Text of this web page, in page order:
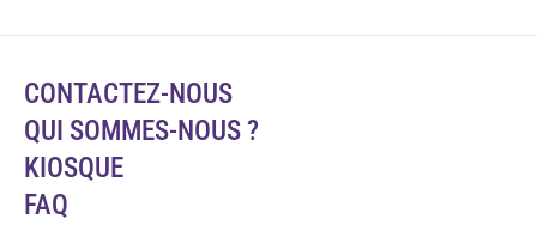
CONTACTEZ-NOUS
QUI SOMMES-NOUS ?
KIOSQUE
FAQ